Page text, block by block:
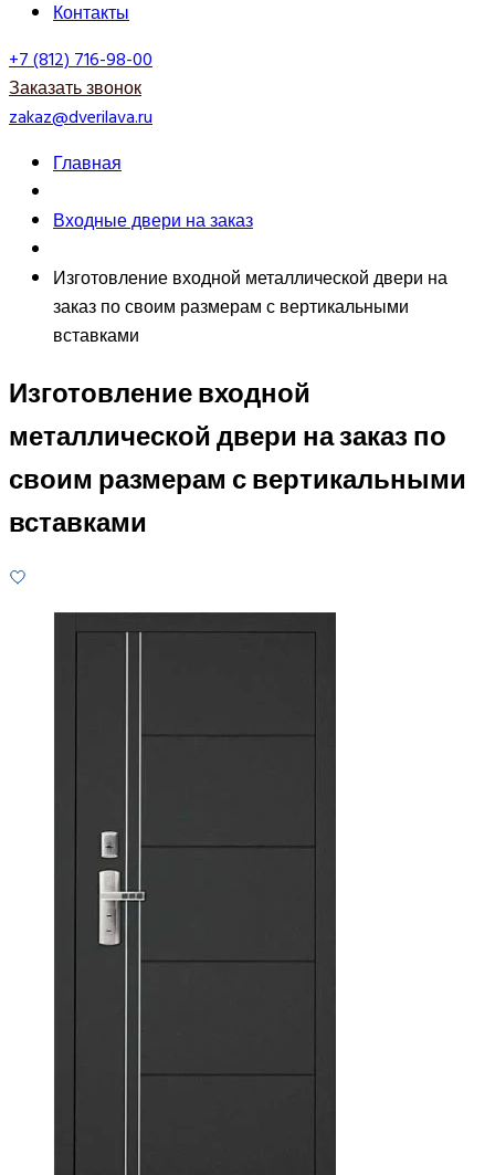
Контакты
+7 (812) 716-98-00
Заказать звонок
zakaz@dverilava.ru
Главная
Входные двери на заказ
Изготовление входной металлической двери на
заказ по своим размерам с вертикальными
вставками
Изготовление входной
металлической двери на заказ по
своим размерам с вертикальными
вставками